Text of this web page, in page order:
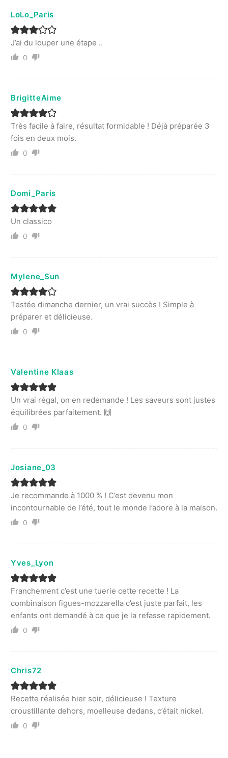
LoLo_Paris
J’ai du louper une étape ..
0
BrigitteAime
Très facile à faire, résultat formidable ! Déjà préparée 3
fois en deux mois.
0
Domi_Paris
Un classico
0
Mylene_Sun
Testée dimanche dernier, un vrai succès ! Simple à
préparer et délicieuse.
0
Valentine Klaas
Un vrai régal, on en redemande ! Les saveurs sont justes
équilibrées parfaitement. 🙌
0
Josiane_03
Je recommande à 1000 % ! C’est devenu mon
incontournable de l’été, tout le monde l’adore à la maison.
0
Yves_Lyon
Franchement c’est une tuerie cette recette ! La
combinaison figues-mozzarella c’est juste parfait, les
enfants ont demandé à ce que je la refasse rapidement.
0
Chris72
Recette réalisée hier soir, délicieuse ! Texture
croustillante dehors, moelleuse dedans, c’était nickel.
0